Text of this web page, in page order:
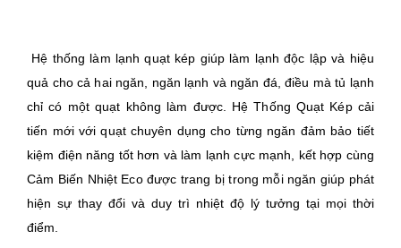
Hệ thống làm lạnh quạt kép giúp làm lạnh độc lập và hiệu
quả cho cả hai ngăn, ngăn lạnh và ngăn đá, điều mà tủ lạnh
chỉ có một quạt không làm được. Hệ Thống Quạt Kép cải
tiến mới với quạt chuyên dụng cho từng ngăn đảm bảo tiết
kiệm điện năng tốt hơn và làm lạnh cực mạnh, kết hợp cùng
Cảm Biến Nhiệt Eco được trang bị trong mỗi ngăn giúp phát
hiện sự thay đổi và duy trì nhiệt độ lý tưởng tại mọi thời
điểm.